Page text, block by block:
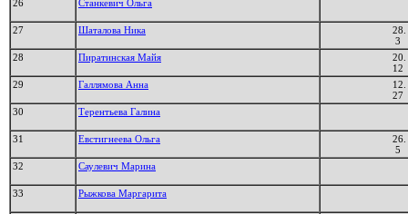
26
Станкевич Ольга
27 Шаталова Ника
28.
3
28
Пиратинская Майя
20.
12
29
Галлямова Анна
12.
27
30
Терентьева Галина
31 Евстигнеева Ольга
26.
5
32
Саулевич Марина
33 Рыжкова Маргарита